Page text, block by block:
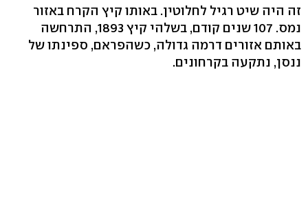
זה היה שיט רגיל לחלוטין. באותו קיץ הקרח באזור
נמס. 107 שנים קודם, בשלהי קיץ 1893, התרחשה
באותם אזורים דרמה גדולה, כשהפראם, ספינתו של
ננסן, נתקעה בקרחונים.